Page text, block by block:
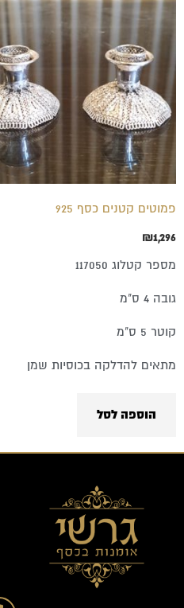
פמוטים קטנים כסף 925
₪1,296
מספר קטלוג 117050
גובה 4 ס"מ
קוטר 5 ס"מ
מתאים להדלקה בכוסיות שמן
הוספה לסל